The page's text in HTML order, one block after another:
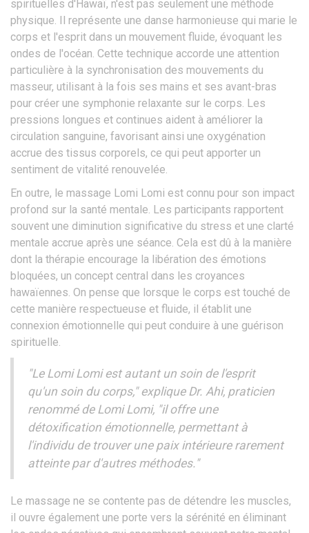
spirituelles d'Hawaï, n'est pas seulement une méthode
physique. Il représente une danse harmonieuse qui marie le
corps et l'esprit dans un mouvement fluide, évoquant les
ondes de l'océan. Cette technique accorde une attention
particulière à la synchronisation des mouvements du
masseur, utilisant à la fois ses mains et ses avant-bras
pour créer une symphonie relaxante sur le corps. Les
pressions longues et continues aident à améliorer la
circulation sanguine, favorisant ainsi une oxygénation
accrue des tissus corporels, ce qui peut apporter un
sentiment de vitalité renouvelée.
En outre, le massage Lomi Lomi est connu pour son impact
profond sur la santé mentale. Les participants rapportent
souvent une diminution significative du stress et une clarté
mentale accrue après une séance. Cela est dû à la manière
dont la thérapie encourage la libération des émotions
bloquées, un concept central dans les croyances
hawaïennes. On pense que lorsque le corps est touché de
cette manière respectueuse et fluide, il établit une
connexion émotionnelle qui peut conduire à une guérison
spirituelle.
"Le Lomi Lomi est autant un soin de l'esprit
qu'un soin du corps," explique Dr. Ahi, praticien
renommé de Lomi Lomi, "il offre une
détoxification émotionnelle, permettant à
l'individu de trouver une paix intérieure rarement
atteinte par d'autres méthodes."
Le massage ne se contente pas de détendre les muscles,
il ouvre également une porte vers la sérénité en éliminant